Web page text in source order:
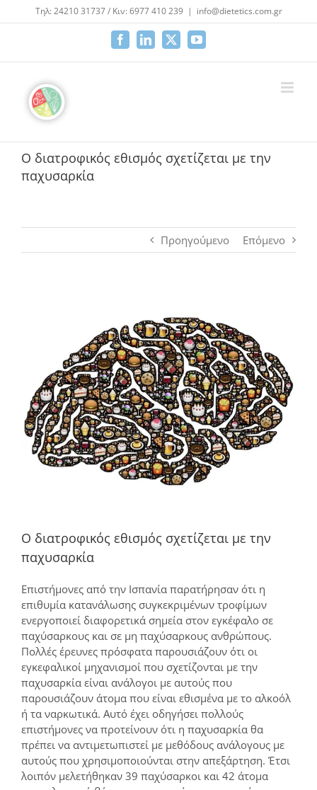
Μετάβαση
στο
Τηλ: 24210 31737 / Κιν: 6977 410 239 | info@dietetics.com.gr
FacebookLinkedIn
X YouTube
Ο διατροφικός εθισμός σχετίζεται με την
παχυσαρκία
Προηγούμενο Επόμενο
Ο διατροφικός εθισμός σχετίζεται με την
παχυσαρκία
Επιστήμονες από την Ισπανία παρατήρησαν ότι η
επιθυμία κατανάλωσης συγκεκριμένων τροφίμων
ενεργοποιεί διαφορετικά σημεία στον εγκέφαλο σε
παχύσαρκους και σε μη παχύσαρκους ανθρώπους.
Πολλές έρευνες πρόσφατα παρουσιάζουν ότι οι
εγκεφαλικοί μηχανισμοί που σχετίζονται με την
παχυσαρκία είναι ανάλογοι με αυτούς που
παρουσιάζουν άτομα που είναι εθισμένα με το αλκοόλ
ή τα ναρκωτικά. Αυτό έχει οδηγήσει πολλούς
επιστήμονες να προτείνουν ότι η παχυσαρκία θα
πρέπει να αντιμετωπιστεί με μεθόδους ανάλογους με
αυτούς που χρησιμοποιούνται στην απεξάρτηση. Έτσι
λοιπόν μελετήθηκαν 39 παχύσαρκοι και 42 άτομα